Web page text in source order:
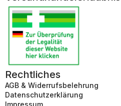
Rechtliches
AGB & Widerrufsbelehrung
Datenschutzerklärung